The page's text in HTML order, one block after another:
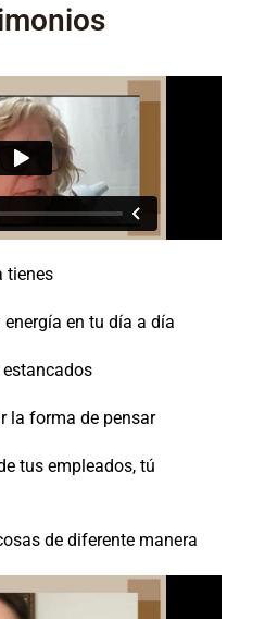
tienes
en tu día a día
la forma de pensar
tus empleados, tú
de diferente manera